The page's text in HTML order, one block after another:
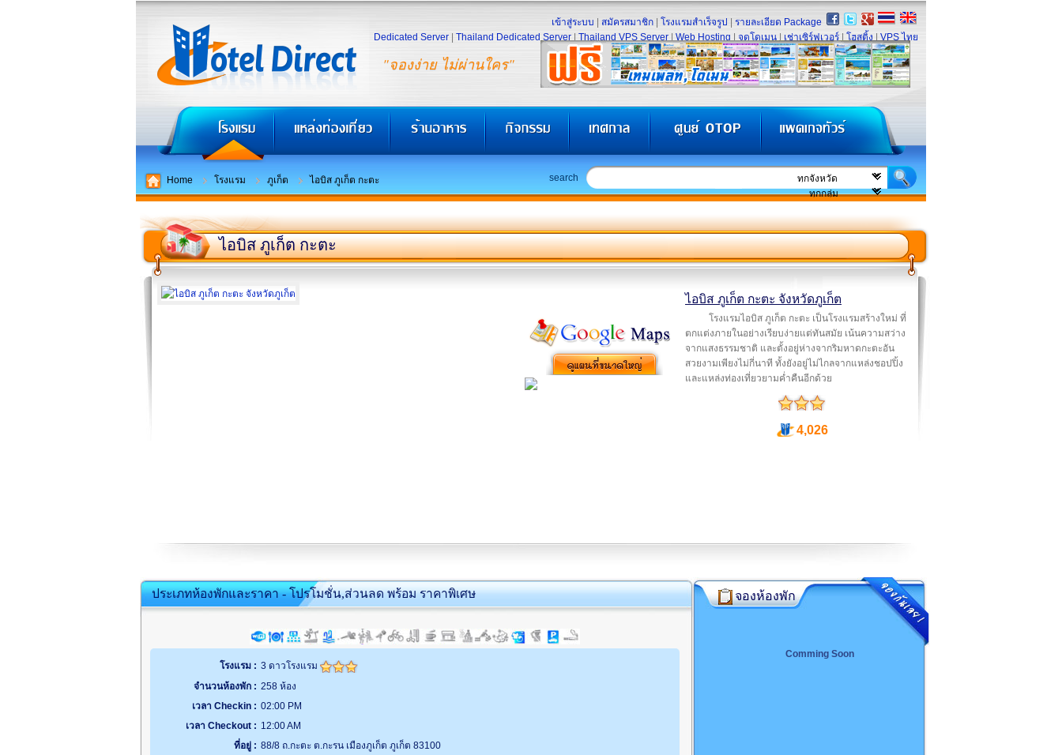
"จองง่าย ไม่ผ่านใคร"
เข้าสู่ระบบ สมัครสมาชิก โรงแรมสำเร็จรูป
รายละเอียด Package
Dedicated Server
Thailand Dedicated Server Thailand VPS Server Web Hosting จดโดเมน เช่าเซิร์ฟเวอร์ โฮสติ้ง VPS ไทย
Home โรงแรม ภูเก็ต ไอบิส ภูเก็ต กะตะ search
ไอบิส ภูเก็ต กะตะ
ไอบิส ภูเก็ต กะตะ จังหวัดภูเก็ต
โรงแรมไอบิส ภูเก็ต กะตะ เป็นโรงแรมสร้างใหม่ ที่
ตกแต่งภายในอย่างเรียบง่ายแต่ทันสมัย เน้นความสว่าง
จากแสงธรรมชาติ และตั้งอยู่ห่างจากริมหาดกะตะอัน
สวยงามเพียงไม่กี่นาที ทั้งยังอยู่ไม่ไกลจากแหล่งชอปปิ้ง
และแหล่งท่องเที่ยวยามค่ำคืนอีกด้วย
4,026
ประเภทห้องพักและราคา - โปรโมชั่น,ส่วนลด พร้อม ราคาพิเศษ
โรงแรม : 3 ดาวโรงแรม
จำนวนห้องพัก : 258 ห้อง
เวลา Checkin : 02:00 PM
เวลา Checkout : 12:00 AM
ที่อยู่ : 88/8 ถ.กะตะ ต.กะรน เมืองภูเก็ต ภูเก็ต 83100
จองห้องพัก
Comming Soon